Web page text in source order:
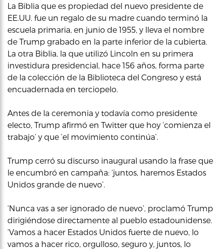
La Biblia que es propiedad del nuevo presidente de
EE.UU. fue un regalo de su madre cuando terminó la
escuela primaria, en junio de 1955, y lleva el nombre
de Trump grabado en la parte inferior de la cubierta.
La otra Biblia, la que utilizó Lincoln en su primera
investidura presidencial, hace 156 años, forma parte
de la colección de la Biblioteca del Congreso y está
encuadernada en terciopelo.
Antes de la ceremonia y todavía como presidente
electo, Trump afirmó en Twitter que hoy ‘comienza el
trabajo’ y que ‘el movimiento continúa’.
Trump cerró su discurso inaugural usando la frase que
le encumbró en campaña: ‘juntos, haremos Estados
Unidos grande de nuevo’.
‘Nunca vas a ser ignorado de nuevo’, proclamó Trump
dirigiéndose directamente al pueblo estadounidense.
‘Vamos a hacer Estados Unidos fuerte de nuevo, lo
vamos a hacer rico, orgulloso, seguro y, juntos, lo